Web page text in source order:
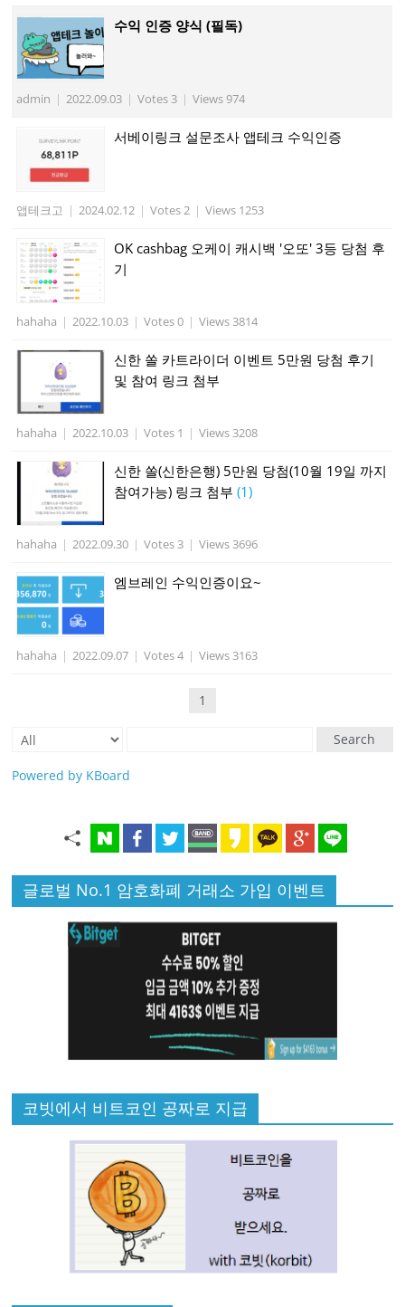
수익 인증 양식 (필독)
admin | 2022.09.03 | Votes 3 | Views 974
서베이링크 설문조사 앱테크 수익인증
앱테크고 | 2024.02.12 | Votes 2 | Views 1253
OK cashbag 오케이 캐시백 '오또' 3등 당첨 후
기
hahaha | 2022.10.03 | Votes 0 | Views 3814
신한 쏠 카트라이더 이벤트 5만원 당첨 후기
및 참여 링크 첨부
hahaha | 2022.10.03 | Votes 1 | Views 3208
신한 쏠(신한은행) 5만원 당첨(10월 19일 까지
참여가능) 링크 첨부(1)
hahaha | 2022.09.30 | Votes 3 | Views 3696
엠브레인 수익인증이요~
hahaha | 2022.09.07 | Votes 4 | Views 3163
1
Search
Powered by KBoard
글로벌 No.1 암호화폐 거래소 가입 이벤트
코빗에서 비트코인 공짜로 지급